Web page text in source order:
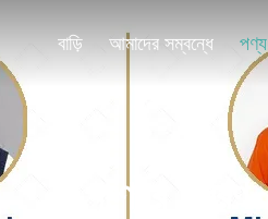
বাড়ি আমাদের সম্বন্ধে পণ্য
পণ্যের বিবরণ